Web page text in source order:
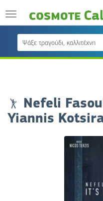
Nefeli
Yiannis